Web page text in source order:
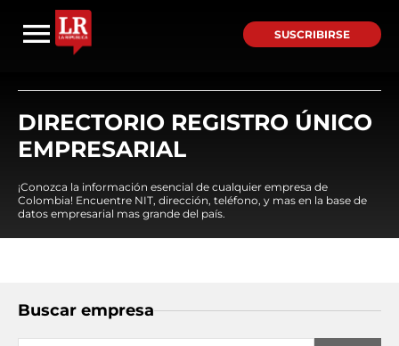
SUSCRIBIRSE
DIRECTORIO REGISTRO ÚNICO
EMPRESARIAL
¡Conozca la información esencial de cualquier empresa de
Colombia! Encuentre NIT, dirección, teléfono, y mas en la base de
datos empresarial mas grande del país.
Buscar empresa